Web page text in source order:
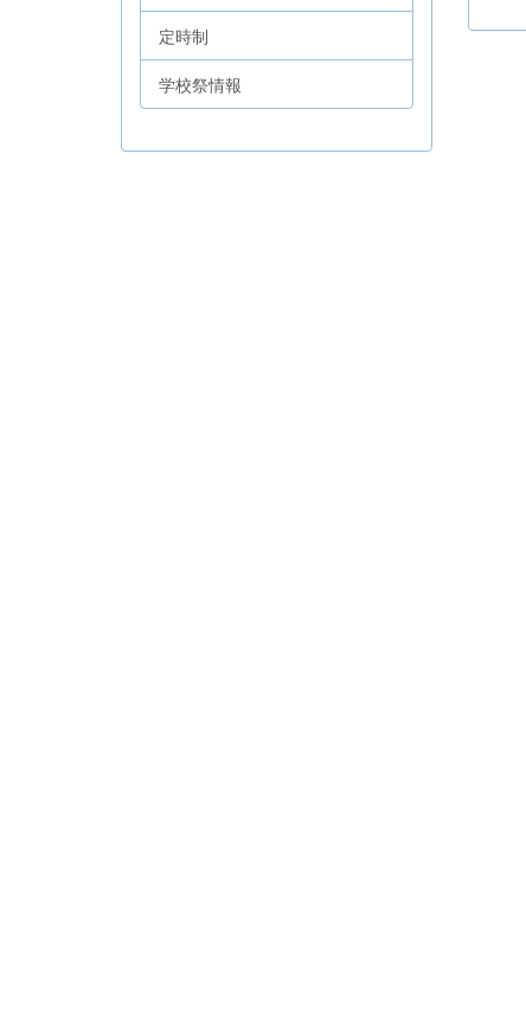
定時制
学校祭情報